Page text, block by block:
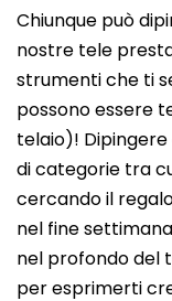
Chiunque può
nostre tele
strumenti che ti
possono essere
telaio)!
di categorie tra
cercando il
nel fine
nel profondo del
per esprimerti
prodotto
è
0,0
su
5
stelle.